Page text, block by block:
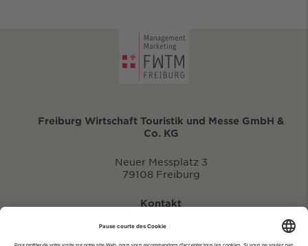
Freiburg Wirtschaft Touristik und Messe GmbH &
Co. KG
Neuer Messplatz 3
79108 Freiburg
Kontakt
eventportal@fwtm.de